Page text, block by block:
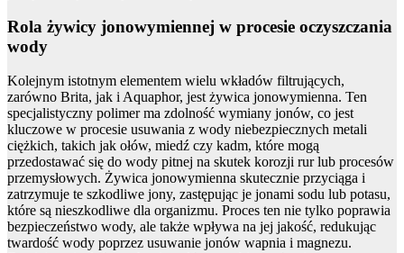
Rola żywicy jonowymiennej w procesie oczyszczania
wody
Kolejnym istotnym elementem wielu wkładów filtrujących,
zarówno Brita, jak i Aquaphor, jest żywica jonowymienna. Ten
specjalistyczny polimer ma zdolność wymiany jonów, co jest
kluczowe w procesie usuwania z wody niebezpiecznych metali
ciężkich, takich jak ołów, miedź czy kadm, które mogą
przedostawać się do wody pitnej na skutek korozji rur lub procesów
przemysłowych. Żywica jonowymienna skutecznie przyciąga i
zatrzymuje te szkodliwe jony, zastępując je jonami sodu lub potasu,
które są nieszkodliwe dla organizmu. Proces ten nie tylko poprawia
bezpieczeństwo wody, ale także wpływa na jej jakość, redukując
twardość wody poprzez usuwanie jonów wapnia i magnezu.